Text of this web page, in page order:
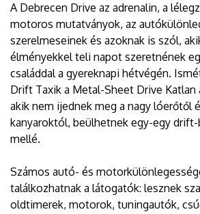
A Debrecen Drive az adrenalin, a
motoros mutatványok, az
szerelmeseinek és azoknak is szól,
élményekkel teli napot szeretnének
családdal a gyereknapi hétvégén.
Drift Taxik a Metal-Sheet Drive Katlan
akik nem ijednek meg a nagy lóerőtől
kanyaroktól, beülhetnek egy-egy drift-
mellé.
Számos autó- és
találkozhatnak a látogatók: lesznek
oldtimerek, motorok, tuningautók,